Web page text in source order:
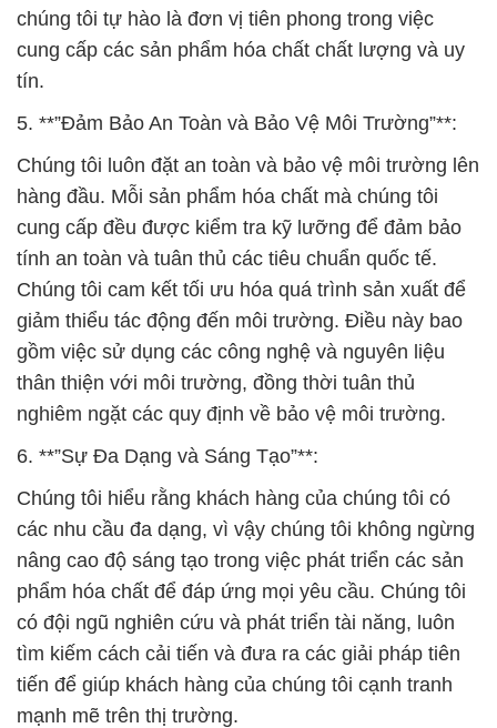
chúng tôi tự hào là đơn vị tiên phong trong việc
cung cấp các sản phẩm hóa chất chất lượng và uy
tín.
5. **”Đảm Bảo An Toàn và Bảo Vệ Môi Trường”**:
Chúng tôi luôn đặt an toàn và bảo vệ môi trường lên
hàng đầu. Mỗi sản phẩm hóa chất mà chúng tôi
cung cấp đều được kiểm tra kỹ lưỡng để đảm bảo
tính an toàn và tuân thủ các tiêu chuẩn quốc tế.
Chúng tôi cam kết tối ưu hóa quá trình sản xuất để
giảm thiểu tác động đến môi trường. Điều này bao
gồm việc sử dụng các công nghệ và nguyên liệu
thân thiện với môi trường, đồng thời tuân thủ
nghiêm ngặt các quy định về bảo vệ môi trường.
6. **”Sự Đa Dạng và Sáng Tạo”**:
Chúng tôi hiểu rằng khách hàng của chúng tôi có
các nhu cầu đa dạng, vì vậy chúng tôi không ngừng
nâng cao độ sáng tạo trong việc phát triển các sản
phẩm hóa chất để đáp ứng mọi yêu cầu. Chúng tôi
có đội ngũ nghiên cứu và phát triển tài năng, luôn
tìm kiếm cách cải tiến và đưa ra các giải pháp tiên
tiến để giúp khách hàng của chúng tôi cạnh tranh
mạnh mẽ trên thị trường.